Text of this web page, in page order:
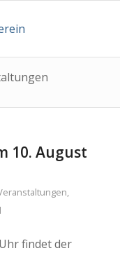
10. August
,
findet der